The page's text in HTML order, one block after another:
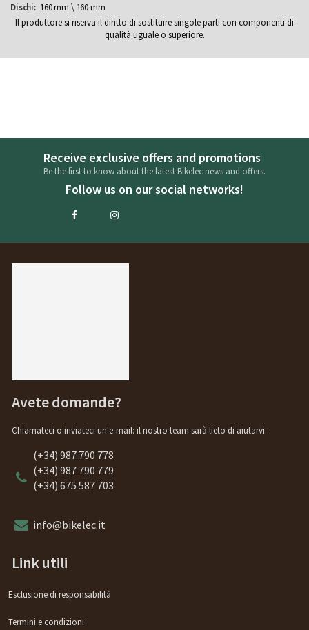
160 mm \ 160 mm
Il produttore si riserva il diritto di sostituire singole parti con componenti di
qualità uguale o superiore.
Receive exclusive offers and promotions
Be the first to know about the latest Bikelec news and offers.
Follow us on our social networks!
Avete domande?
Chiamateci o inviateci un'e-mail: il nostro team sarà lieto di aiutarvi.
(+34) 987 790 778
(+34) 987 790 779
(+34) 675 587 703
info@bikelec.it
Link utili
Esclusione di responsabilità
Termini e condizioni